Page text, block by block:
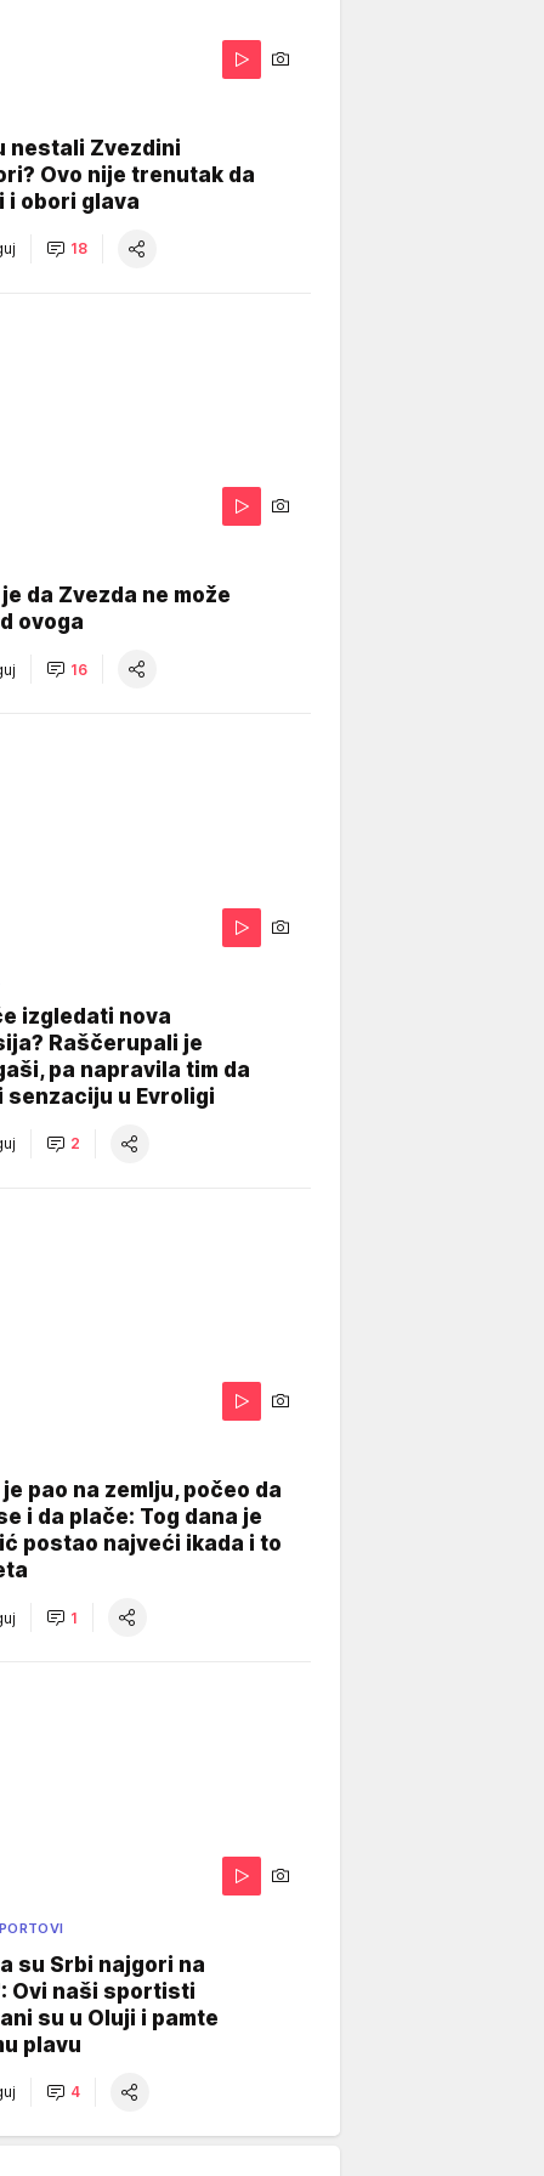
nestali Zvezdini
Ovo nije trenutak da
i obori glava
18
da Zvezda ne može
ovoga
16
izgledati nova
Raščerupali je
pa napravila tim da
senzaciju u Evroligi
2
je pao na zemlju, počeo da
i da plače: Tog dana je
postao najveći ikada i to
1
su Srbi najgori na
Ovi naši sportisti
su u Oluji i pamte
plavu
4